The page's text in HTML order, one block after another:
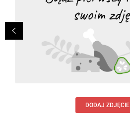
DODAJ ZDJĘCIE